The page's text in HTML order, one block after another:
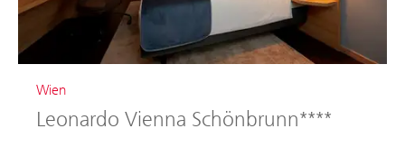
Wien
Leonardo Vienna Schönbrunn****